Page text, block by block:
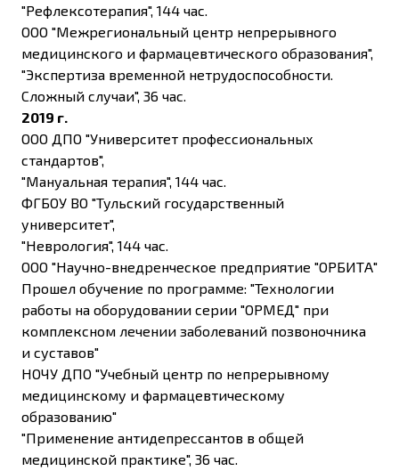
"Рефлексотерапия", 144 час.
ООО "Межрегиональный центр непрерывного
медицинского и фармацевтического образования",
"Экспертиза временной нетрудоспособности.
Сложный случаи", 36 час.
2019 г.
ООО ДПО "Университет профессиональных
стандартов",
"Мануальная терапия", 144 час.
ФГБОУ ВО "Тульский государственный
университет",
"Неврология", 144 час.
ООО "Научно-внедренческое предприятие "ОРБИТА"
Прошел обучение по программе: "Технологии
работы на оборудовании серии "ОРМЕД" при
комплексном лечении заболеваний позвоночника
и суставов"
НОЧУ ДПО "Учебный центр по непрерывному
медицинскому и фармацевтическому
образованию"
"Применение антидепрессантов в общей
медицинской практике", 36 час.